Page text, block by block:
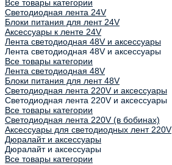
Все товары категории
Светодиодная лента 24V
Блоки питания для лент 24V
Аксессуары к ленте 24V
Лента светодиодная 48V и аксессуары
Лента светодиодная 48V и аксессуары
Все товары категории
Лента светодиодная 48V
Блоки питания для лент 48V
Светодиодная лента 220V и аксессуары
Светодиодная лента 220V и аксессуары
Все товары категории
Светодиодная лента 220V (в бобинах)
Аксессуары для светодиодных лент 220V
Дюралайт и аксессуары
Дюралайт и аксессуары
Все товары категории